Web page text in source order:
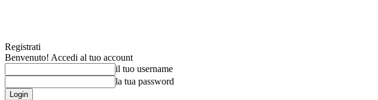
Registrati
Benvenuto! Accedi al tuo account
il tuo username
la tua password